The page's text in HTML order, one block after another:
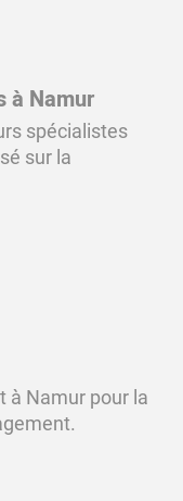
à Namur
spécialistes
sur la
à Namur pour la